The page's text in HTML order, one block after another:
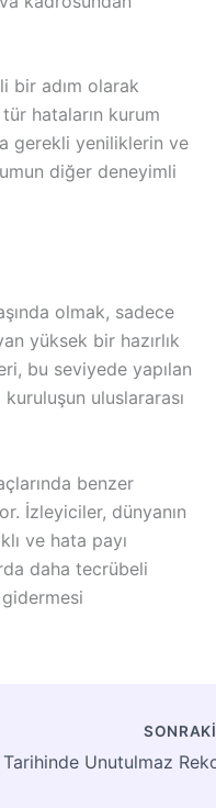
bir adım olarak
hataların kurum
gerekli yeniliklerin ve
diğer deneyimli
olmak, sadece
yüksek bir hazırlık
bu seviyede yapılan
uluslararası
benzer
İzleyiciler, dünyanın
ve hata payı
daha tecrübeli
SONRAKI